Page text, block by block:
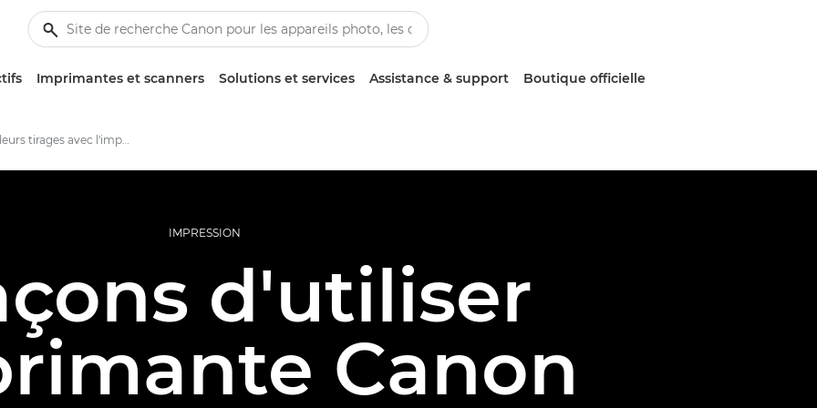
Imprimantes et scanners Solutions et services Assistance & support Boutique officielle
De meilleurs tirages avec l'imprimante Canon PIXMA PRO-200
IMPRESSION
d'utiliser
Canon